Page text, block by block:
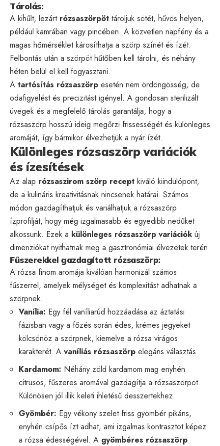
Tárolás:
A kihűlt, lezárt rózsaszörpöt tároljuk sötét, hűvös helyen,
például kamrában vagy pincében. A közvetlen napfény és a
magas hőmérséklet károsíthatja a szörp színét és ízét.
Felbontás után a szörpöt hűtőben kell tárolni, és néhány
héten belül el kell fogyasztani.
A tartósítás rózsaszörp esetén nem ördöngösség, de
odafigyelést és precizitást igényel. A gondosan sterilizált
üvegek és a megfelelő tárolás garantálja, hogy a
rózsaszörp hosszú ideig megőrzi frissességét és különleges
aromáját, így bármikor élvezhetjük a nyár ízét.
Különleges rózsaszörp variációk
és ízesítések
Az alap rózsaszirom szörp recept kiváló kiindulópont,
de a kulináris kreativitásnak nincsenek határai. Számos
módon gazdagíthatjuk és variálhatjuk a rózsaszörp
ízprofilját, hogy még izgalmasabb és egyedibb nedűket
alkossunk. Ezek a különleges rózsaszörp variációk új
dimenziókat nyithatnak meg a gasztronómiai élvezetek terén.
Fűszerekkel gazdagított rózsaszörp:
A rózsa finom aromája kiválóan harmonizál számos
fűszerrel, amelyek mélységet és komplexitást adhatnak a
szörpnek.
Vanília: Egy fél vaníliarúd hozzáadása az áztatási
fázisban vagy a főzés során édes, krémes jegyeket
kölcsönöz a szörpnek, kiemelve a rózsa virágos
karakterét. A vaníliás rózsaszörp elegáns választás.
Kardamom: Néhány zöld kardamom mag enyhén
citrusos, fűszeres aromával gazdagítja a rózsaszörpöt.
Különösen jól illik keleti ihletésű desszertekhez.
Gyömbér: Egy vékony szelet friss gyömbér pikáns,
enyhén csípős ízt adhat, ami izgalmas kontrasztot képez
a rózsa édességével. A gyömbéres rózsaszörp